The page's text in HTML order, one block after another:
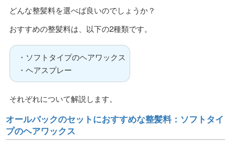
どんな整髪料を選べば良いのでしょうか？
おすすめの整髪料は、以下の2種類です。
・ソフトタイプのヘアワックス
・ヘアスプレー
それぞれについて解説します。
オールバックのセットにおすすめな整髪料：ソフトタイ
プのヘアワックス